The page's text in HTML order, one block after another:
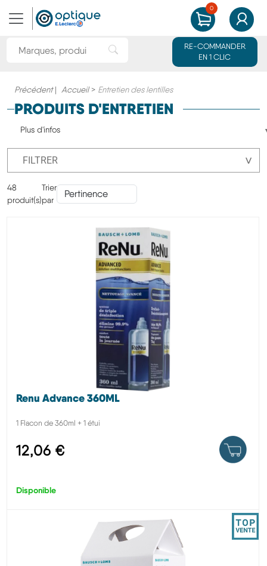
Rechercher une marque ou un produit
RE-COMMANDER
EN 1 CLIC
0
MON PANIER
Précédent| Accueil > Entretien des lentilles
PRODUITS D'ENTRETIEN
Plus d'infos
FILTRER ˅
48
produit(s)
Trier
par
Renu Advance 360ML
1 Flacon de 360ml + 1 étui
12,06 €
Disponible